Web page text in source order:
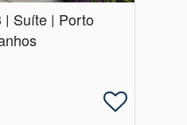
| Suíte | Porto